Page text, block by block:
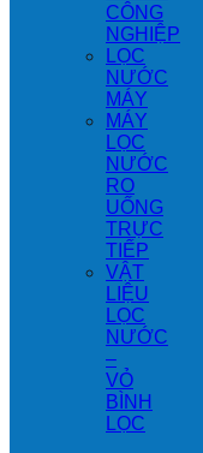
CÔNG
NGHIỆP
LỌC
NƯỚC
MÁY
MÁY
LỌC
NƯỚC
RO
UỐNG
TRỰC
TIẾP
VẬT
LIỆU
LỌC
NƯỚC
–
VỎ
BÌNH
LỌC